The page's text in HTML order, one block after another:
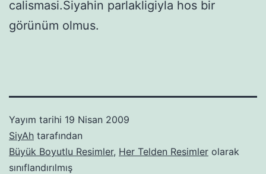
calismasi.Siyahin parlakligiyla hos bir
görünüm olmus.
Yayım tarihi 19 Nisan 2009
SiyAh tarafından
Büyük Boyutlu Resimler, Her Telden Resimler olarak
sınıflandırılmış